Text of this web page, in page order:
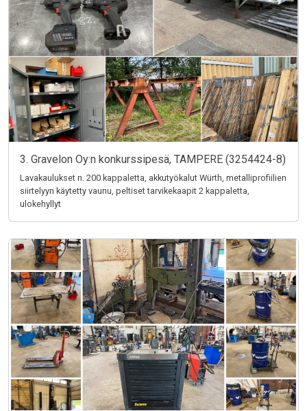
3. Gravelon Oy:n konkurssipesä, TAMPERE (3254424-8)
Lavakaulukset n. 200 kappaletta, akkutyökalut Würth, metalliprofiilien
siirtelyyn käytetty vaunu, peltiset tarvikekaapit 2 kappaletta,
ulokehyllyt